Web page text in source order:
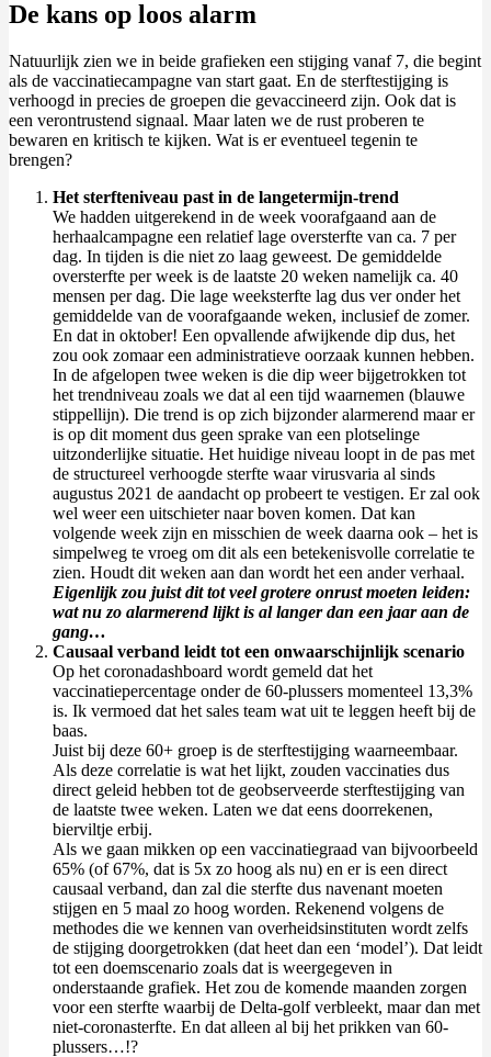
De kans op loos alarm
Natuurlijk zien we in beide grafieken een stijging vanaf 7, die begint
als de vaccinatiecampagne van start gaat. En de sterftestijging is
verhoogd in precies de groepen die gevaccineerd zijn. Ook dat is
een verontrustend signaal. Maar laten we de rust proberen te
bewaren en kritisch te kijken. Wat is er eventueel tegenin te
brengen?
Het sterfteniveau past in de langetermijn-trend
We hadden uitgerekend in de week voorafgaand aan de
herhaalcampagne een relatief lage oversterfte van ca. 7 per
dag. In tijden is die niet zo laag geweest. De gemiddelde
oversterfte per week is de laatste 20 weken namelijk ca. 40
mensen per dag. Die lage weeksterfte lag dus ver onder het
gemiddelde van de voorafgaande weken, inclusief de zomer.
En dat in oktober! Een opvallende afwijkende dip dus, het
zou ook zomaar een administratieve oorzaak kunnen hebben.
In de afgelopen twee weken is die dip weer bijgetrokken tot
het trendniveau zoals we dat al een tijd waarnemen (blauwe
stippellijn). Die trend is op zich bijzonder alarmerend maar er
is op dit moment dus geen sprake van een plotselinge
uitzonderlijke situatie. Het huidige niveau loopt in de pas met
de structureel verhoogde sterfte waar virusvaria al sinds
augustus 2021 de aandacht op probeert te vestigen. Er zal ook
wel weer een uitschieter naar boven komen. Dat kan
volgende week zijn en misschien de week daarna ook – het is
simpelweg te vroeg om dit als een betekenisvolle correlatie te
zien. Houdt dit weken aan dan wordt het een ander verhaal.
Eigenlijk zou juist dit tot veel grotere onrust moeten leiden:
wat nu zo alarmerend lijkt is al langer dan een jaar aan de
gang…
Causaal verband leidt tot een onwaarschijnlijk scenario
Op het coronadashboard wordt gemeld dat het
vaccinatiepercentage onder de 60-plussers momenteel 13,3%
is. Ik vermoed dat het sales team wat uit te leggen heeft bij de
baas.
Juist bij deze 60+ groep is de sterftestijging waarneembaar.
Als deze correlatie is wat het lijkt, zouden vaccinaties dus
direct geleid hebben tot de geobserveerde sterftestijging van
de laatste twee weken. Laten we dat eens doorrekenen,
bierviltje erbij.
Als we gaan mikken op een vaccinatiegraad van bijvoorbeeld
65% (of 67%, dat is 5x zo hoog als nu) en er is een direct
causaal verband, dan zal die sterfte dus navenant moeten
stijgen en 5 maal zo hoog worden. Rekenend volgens de
methodes die we kennen van overheidsinstituten wordt zelfs
de stijging doorgetrokken (dat heet dan een ‘model’). Dat leidt
tot een doemscenario zoals dat is weergegeven in
onderstaande grafiek. Het zou de komende maanden zorgen
voor een sterfte waarbij de Delta-golf verbleekt, maar dan met
niet-coronasterfte. En dat alleen al bij het prikken van 60-
plussers…!?